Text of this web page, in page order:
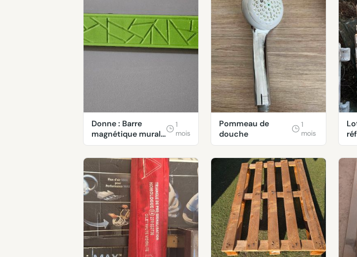
Donne : Barre
magnétique murale
pour couteaux
1
mois
Pommeau de
douche
1
mois